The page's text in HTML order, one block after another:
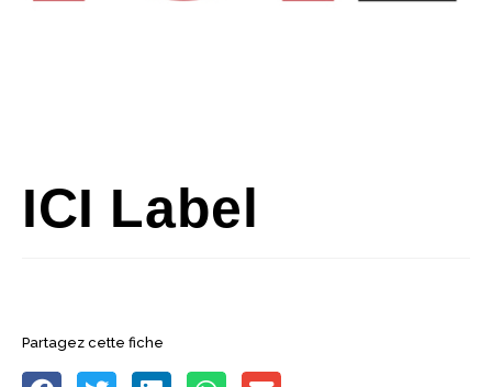
ICI Label
Partagez cette fiche